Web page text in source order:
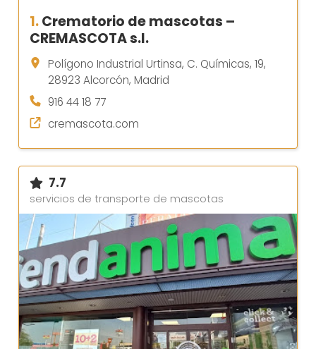
1.Crematorio de mascotas –
CREMASCOTA s.l.
Polígono Industrial Urtinsa, C. Químicas, 19,
28923 Alcorcón, Madrid
916 44 18 77
cremascota.com
7.7
servicios de transporte de mascotas